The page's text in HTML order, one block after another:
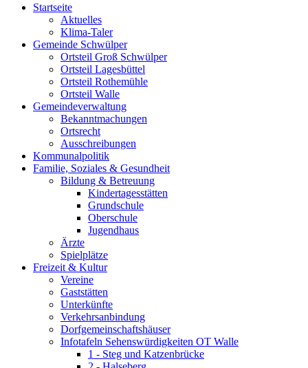
Startseite
Aktuelles
Klima-Taler
Gemeinde Schwülper
Ortsteil Groß Schwülper
Ortsteil Lagesbüttel
Ortsteil Rothemühle
Ortsteil Walle
Gemeindeverwaltung
Bekanntmachungen
Ortsrecht
Ausschreibungen
Kommunalpolitik
Familie, Soziales & Gesundheit
Bildung & Betreuung
Kindertagesstätten
Grundschule
Oberschule
Jugendhaus
Ärzte
Spielplätze
Freizeit & Kultur
Vereine
Gaststätten
Unterkünfte
Verkehrsanbindung
Dorfgemeinschaftshäuser
Infotafeln Sehenswürdigkeiten OT Walle
1 - Steg und Katzenbrücke